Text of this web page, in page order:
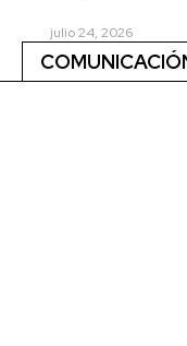
julio 24, 2026